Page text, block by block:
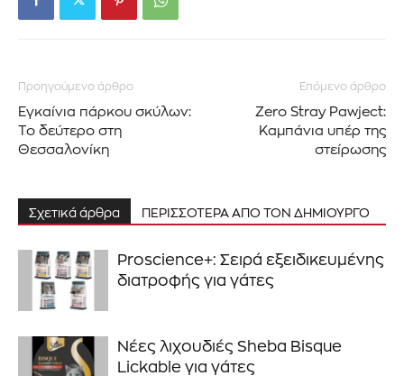
Διάβασα και αποδέχομαι την Πολιτική Απορρήτου.
Προηγούμενο άρθρο
Εγκαίνια πάρκου σκύλων:
Το δεύτερο στη
Θεσσαλονίκη
Επόμενο άρθρο
Zero Stray Pawject:
Καμπάνια υπέρ της
στείρωσης
Σχετικά άρθρα ΠΕΡΙΣΣΟΤΕΡΑ ΑΠΟ ΤΟΝ ΔΗΜΙΟΥΡΓΟ
Proscience+: Σειρά εξειδικευμένης
διατροφής για γάτες
Νέες λιχουδιές Sheba Bisque
Lickable για γάτες